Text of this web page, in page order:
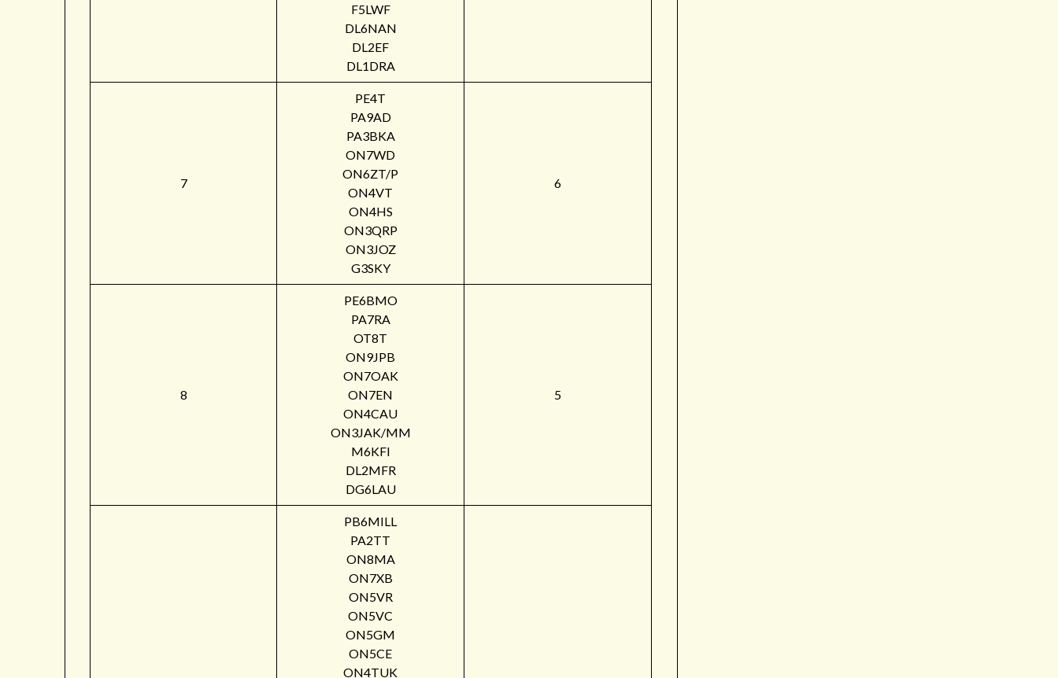
F5LWF
DL6NAN
DL2EF
DL1DRA
7
PE4T
PA9AD
PA3BKA
ON7WD
ON6ZT/P
ON4VT
ON4HS
ON3QRP
ON3JOZ
G3SKY
6
8
PE6BMO
PA7RA
OT8T
ON9JPB
ON7OAK
ON7EN
ON4CAU
ON3JAK/MM
M6KFI
DL2MFR
DG6LAU
5
PB6MILL
PA2TT
ON8MA
ON7XB
ON5VR
ON5VC
ON5GM
ON5CE
ON4TUK